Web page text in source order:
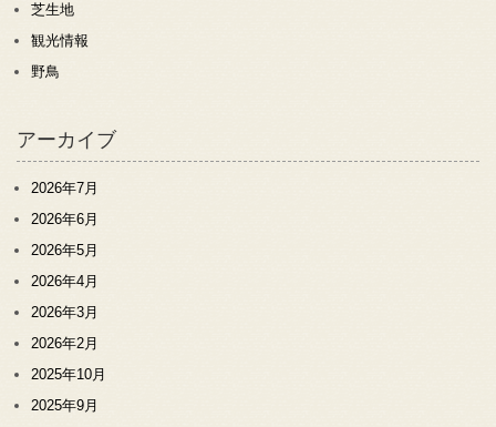
芝生地
観光情報
野鳥
アーカイブ
2026年7月
2026年6月
2026年5月
2026年4月
2026年3月
2026年2月
2025年10月
2025年9月